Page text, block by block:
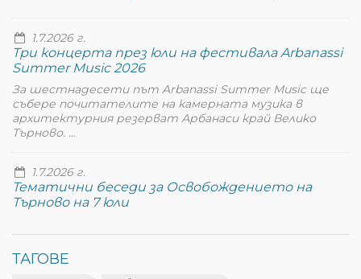
1.7.2026 г.
Три концерта през юли на фестивала Arbanassi
Summer Music 2026
За шестнадесети път Arbanassi Summer Music ще
събере почитателите на камерната музика в
архитектурния резерват Арбанаси край Велико
Търново. ...
1.7.2026 г.
Тематични беседи за Освобождението на
Търново на 7 юли
ТАГОВЕ